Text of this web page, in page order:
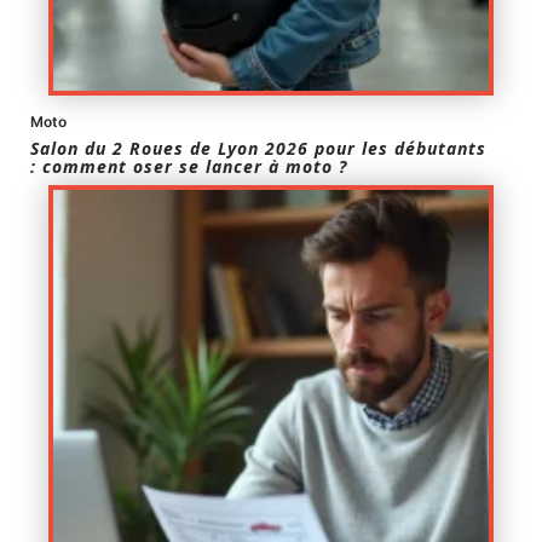
Moto
Salon du 2 Roues de Lyon 2026 pour les débutants
: comment oser se lancer à moto ?